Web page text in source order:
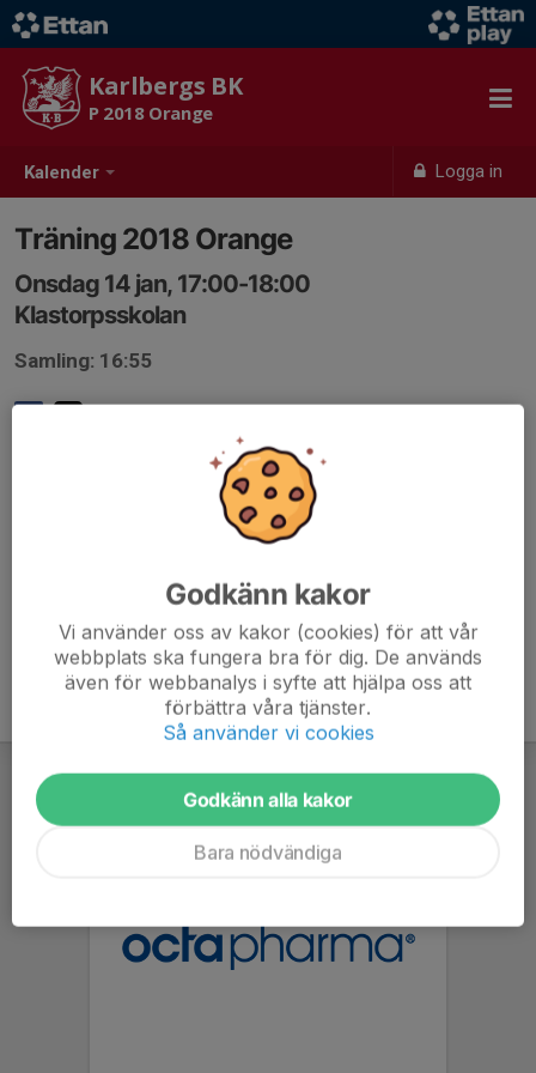
Kalender Logga in
Karlbergs BK
P 2018 Orange
Träning 2018 Orange
Onsdag 14 jan, 17:00-18:00
Klastorpsskolan
Samling: 16:55
Godkänn kakor
Vi använder oss av kakor (cookies) för att vår
webbplats ska fungera bra för dig. De används
även för webbanalys i syfte att hjälpa oss att
förbättra våra tjänster.
Så använder vi cookies
Godkänn alla kakor
Bara nödvändiga